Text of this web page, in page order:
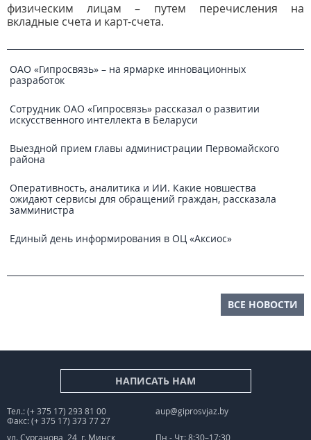
физическим лицам – путем перечисления на
вкладные счета и карт-счета.
ОАО «Гипросвязь» – на ярмарке инновационных
разработок
Сотрудник ОАО «Гипросвязь» рассказал о развитии
искусственного интеллекта в Беларуси
Выездной прием главы администрации Первомайского
района
Оперативность, аналитика и ИИ. Какие новшества
ожидают сервисы для обращений граждан, рассказала
замминистра
Единый день информирования в ОЦ «Аксиос»
ВСЕ НОВОСТИ
НАПИСАТЬ НАМ
Тел.: (+ 375 17) 293 81 00
Факс: (+ 375 17) 373 77 27
aup@giprosvjaz.by
ул. Сурганова, 24, г. Минск Пн - Чт: 8:30–17:30